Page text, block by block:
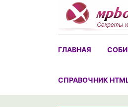
ГЛАВНАЯ
CПРАВОЧНИК